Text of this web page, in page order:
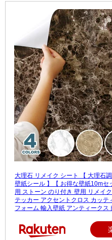
大理石 リメイク シート 【 大理石
壁紙シール 】【 お得な壁紙10mセ
用 ストーン のり付き 壁用 リメイ
テッカー アクセントクロス カッテ
フォーム 輸入壁紙 アンティークス